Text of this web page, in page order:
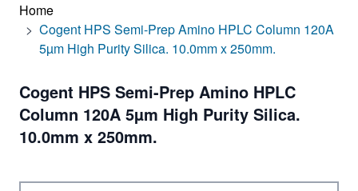
Home
> Cogent HPS Semi-Prep Amino HPLC Column 120A
5µm High Purity Silica. 10.0mm x 250mm.
Cogent HPS Semi-Prep Amino HPLC
Column 120A 5µm High Purity Silica.
10.0mm x 250mm.